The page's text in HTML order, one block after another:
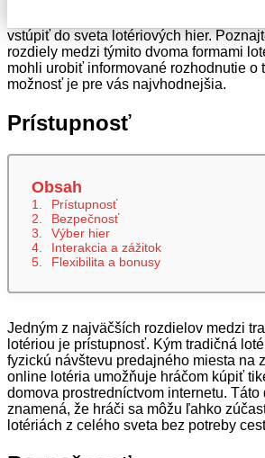
vstúpiť do sveta lotériových hier.
rozdiely medzi týmito dvoma formami
mohli urobiť informované rozhodnutie o
možnosť je pre vás najvhodnejšia.
Prístupnosť
Obsah
Prístupnosť
Bezpečnosť
Výber hier
Interakcia a zážitok
Flexibilita a bonusy
Jedným z najväčších rozdielov medzi
lotériou je prístupnosť. Kým tradičná
fyzickú návštevu predajného miesta na
online lotéria umožňuje hráčom kúpiť
domova prostredníctvom internetu.
znamená, že hráči sa môžu ľahko
lotériách z celého sveta bez potreby